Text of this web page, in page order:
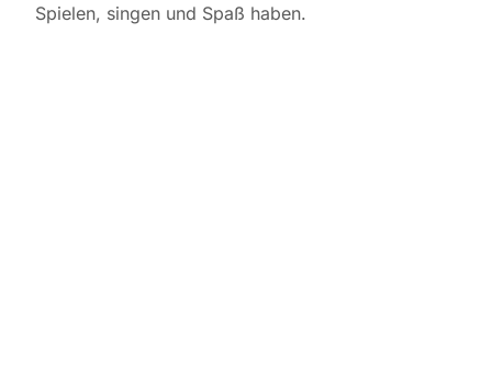
Spielen, singen und Spaß haben.